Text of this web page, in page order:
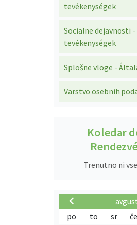
tevékenységek
Socialne dejavnosti -
tevékenységek
Splošne vloge -
Varstvo osebnih
Koledar
Trenutno ni
po
to sr če